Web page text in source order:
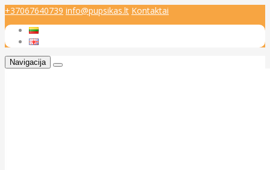
+37067640739 info@pupsikas.lt Kontaktai
Navigacija